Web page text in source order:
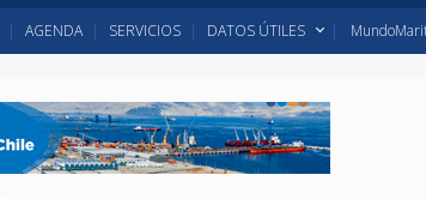
AGENDA SERVICIOS DATOS ÚTILES